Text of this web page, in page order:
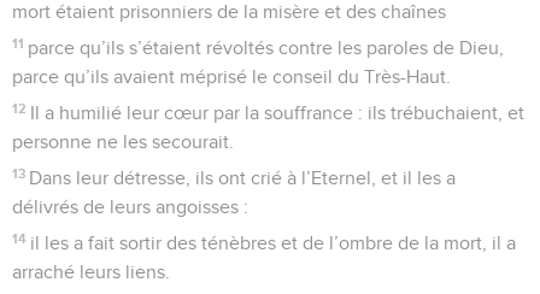
mort étaient prisonniers de la misère et des chaînes
11 parce qu’ils s’étaient révoltés contre les paroles de Dieu,
parce qu’ils avaient méprisé le conseil du Très-Haut.
12 Il a humilié leur cœur par la souffrance : ils trébuchaient, et
personne ne les secourait.
13 Dans leur détresse, ils ont crié à l’Eternel, et il les a
délivrés de leurs angoisses :
14 il les a fait sortir des ténèbres et de l’ombre de la mort, il a
arraché leurs liens.